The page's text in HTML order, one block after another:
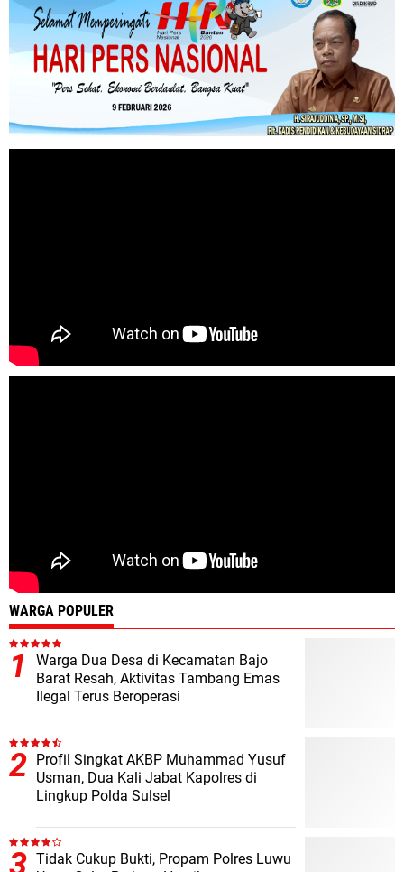
WARGA POPULER
Warga Dua Desa di Kecamatan Bajo
Barat Resah, Aktivitas Tambang Emas
Ilegal Terus Beroperasi
Profil Singkat AKBP Muhammad Yusuf
Usman, Dua Kali Jabat Kapolres di
Lingkup Polda Sulsel
Tidak Cukup Bukti, Propam Polres Luwu